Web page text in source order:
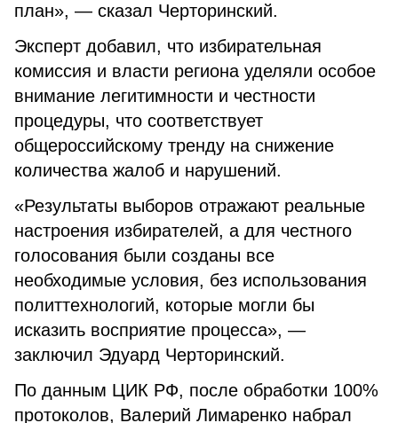
план», — сказал Черторинский.
Эксперт добавил, что избирательная
комиссия и власти региона уделяли особое
внимание легитимности и честности
процедуры, что соответствует
общероссийскому тренду на снижение
количества жалоб и нарушений.
«Результаты выборов отражают реальные
настроения избирателей, а для честного
голосования были созданы все
необходимые условия, без использования
политтехнологий, которые могли бы
исказить восприятие процесса», —
заключил Эдуард Черторинский.
По данным ЦИК РФ, после обработки 100%
протоколов, Валерий Лимаренко набрал